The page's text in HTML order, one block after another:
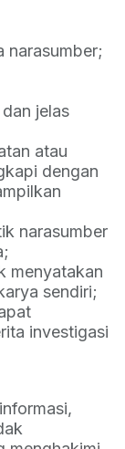
narasumber;
jelas
atau
dengan
narasumber
menyatakan
sendiri;
investigasi